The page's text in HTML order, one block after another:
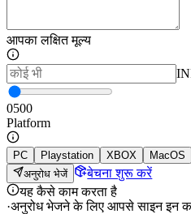
आपका लक्षित मूल्य
0500
Platform
PC Playstation XBOX
MacOS
अनुरोध भेजें
बेचना शुरू करें
यह कैसे काम करता है
·अनुरोध भेजने के लिए आपसे साइन इन